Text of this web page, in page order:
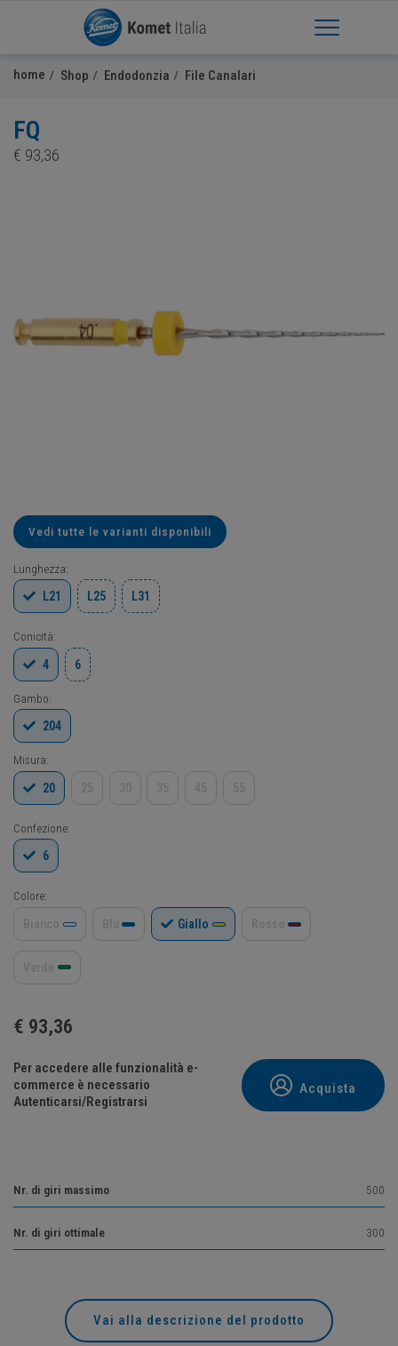
Apri Menu
home Shop Endodonzia File Canalari
FQ
€ 93,36
Vedi tutte le varianti disponibili
Lunghezza:
L21
L25 L31
Conicità:
4
6
Gambo:
204
Misura:
20
Confezione:
6
Colore:
Giallo
€ 93,36
Per accedere alle funzionalità e-
commerce è necessario
Autenticarsi/Registrarsi
Acquista
Nr. di giri massimo 500
Nr. di giri ottimale 300
Vai alla descrizione del prodotto